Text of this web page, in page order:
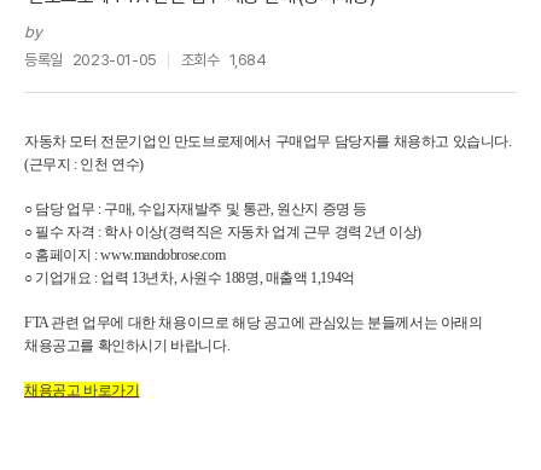
by
등록일
2023-01-05 조회수 1,684
자동차 모터 전문기업인 만도브로제에서 구매업무 담당자를 채용하고 있습니다.
(근무지 : 인천 연수)
○ 담당 업무 : 구매, 수입자재발주 및 통관, 원산지 증명 등
○ 필수 자격 : 학사 이상(경력직은 자동차 업계 근무 경력 2년 이상)
○ 홈페이지 : www.mandobrose.com
○ 기업개요 : 업력 13년차, 사원수 188명, 매출액 1,194억
FTA 관련 업무에 대한 채용이므로 해당 공고에 관심있는 분들께서는 아래의
채용공고를 확인하시기 바랍니다.
채용공고 바로가기